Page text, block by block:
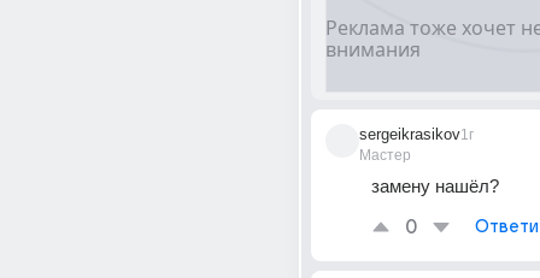
sergeikrasikov
Мастер
1г
замену нашёл?
0